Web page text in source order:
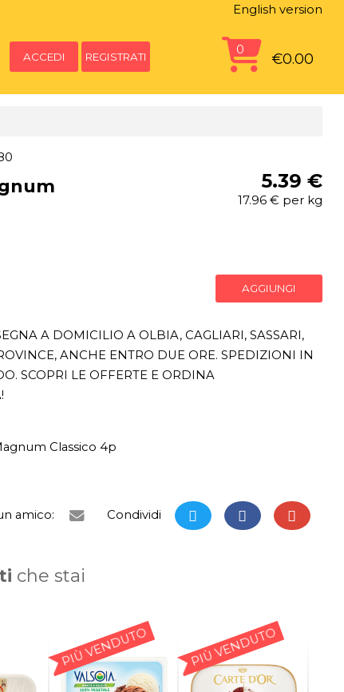
English version
ACCEDI REGISTRATI
0
€0.00
5.39 €
17.96 € per kg
AGGIUNGI
A DOMICILIO A OLBIA, CAGLIARI, SASSARI,
ANCHE ENTRO DUE ORE. SPEDIZIONI IN
SCOPRI LE OFFERTE E ORDINA
Classico 4p
amico: Condividi
che stai
PIÙ VENDUTO PIÙ VENDUTO